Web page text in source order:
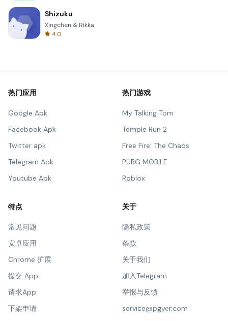
Shizuku
Xingchen & Rikka
4.0
热门应用
Google Apk
Facebook Apk
Twitter apk
Telegram Apk
Youtube Apk
热门游戏
My Talking Tom
Temple Run 2
Free Fire: The Chaos
PUBG MOBILE
Roblox
特点
常见问题
安卓应用
Chrome 扩展
提交 App
请求App
下架申请
关于
隐私政策
条款
关于我们
加入Telegram
举报与反馈
service@pgyer.com